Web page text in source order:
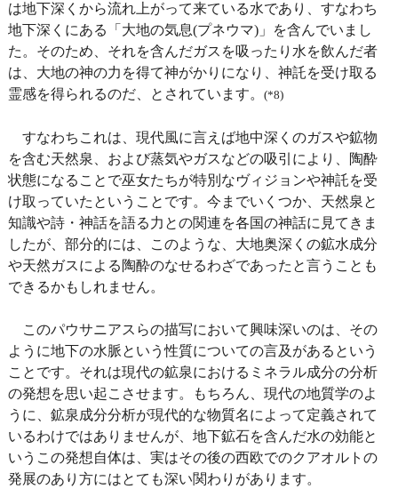
は地下深くから流れ上がって来ている水であり、すなわち
地下深くにある「大地の気息(プネウマ)」を含んでいまし
た。そのため、それを含んだガスを吸ったり水を飲んだ者
は、大地の神の力を得て神がかりになり、神託を受け取る
霊感を得られるのだ、とされています。 (*8)
すなわちこれは、現代風に言えば地中深くのガスや鉱物
を含む天然泉、および蒸気やガスなどの吸引により、陶酔
状態になることで巫女たちが特別なヴィジョンや神託を受
け取っていたということです。今までいくつか、天然泉と
知識や詩・神話を語る力との関連を各国の神話に見てきま
したが、部分的には、このような、大地奥深くの鉱水成分
や天然ガスによる陶酔のなせるわざであったと言うことも
できるかもしれません。
このパウサニアスらの描写において興味深いのは、その
ように地下の水脈という性質についての言及があるという
ことです。それは現代の鉱泉におけるミネラル成分の分析
の発想を思い起こさせます。もちろん、現代の地質学のよ
うに、鉱泉成分分析が現代的な物質名によって定義されて
いるわけではありませんが、地下鉱石を含んだ水の効能と
いうこの発想自体は、実はその後の西欧でのクアオルトの
発展のあり方にはとても深い関わりがあります。